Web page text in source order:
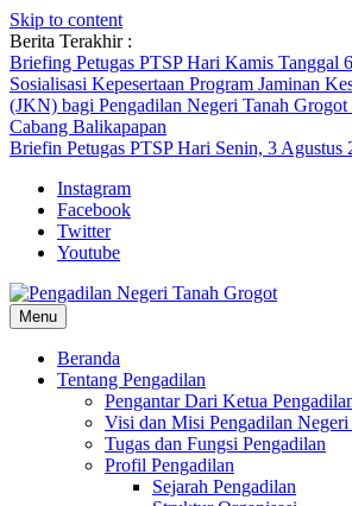
Skip to content
Berita Terakhir :
Briefing Petugas PTSP Hari Kamis Tanggal
Sosialisasi Kepesertaan Program Jaminan
(JKN) bagi Pengadilan Negeri Tanah Grogot
Cabang Balikapapan
Briefin Petugas PTSP Hari Senin, 3 Agustus
Instagram
Facebook
Twitter
Youtube
Menu
Beranda
Tentang Pengadilan
Pengantar Dari Ketua
Visi dan Misi Pengadilan
Tugas dan Fungsi Pengadilan
Profil Pengadilan
Sejarah Pengadilan